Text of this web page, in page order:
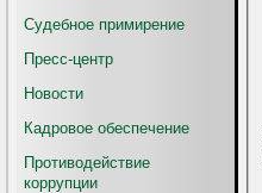
Судебное примирение
Пресс-центр
Новости
Кадровое обеспечение
Противодействие
коррупции